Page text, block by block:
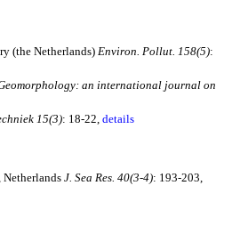
(the Netherlands) Environ. Pollut 158(5):
an international journal on
15(3): 18-22, details
Netherlands J. Sea Res. 40(3-4): 193-203,